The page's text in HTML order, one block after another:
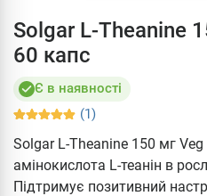
Solgar L-Theanine
60 капс
Є в наявності
(1)
Solgar L-Theanine 150 мг Veg
амінокислота L-теанін в
Підтримує позитивний